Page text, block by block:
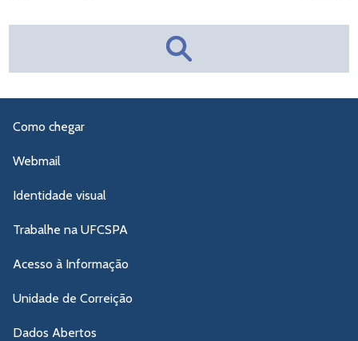
Como chegar
Webmail
Identidade visual
Trabalhe na UFCSPA
Acesso à Informação
Unidade de Correição
Dados Abertos